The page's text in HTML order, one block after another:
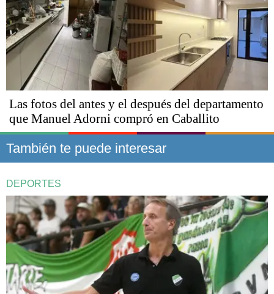
Las fotos del antes y el después del departamento
que Manuel Adorni compró en Caballito
También te puede interesar
DEPORTES